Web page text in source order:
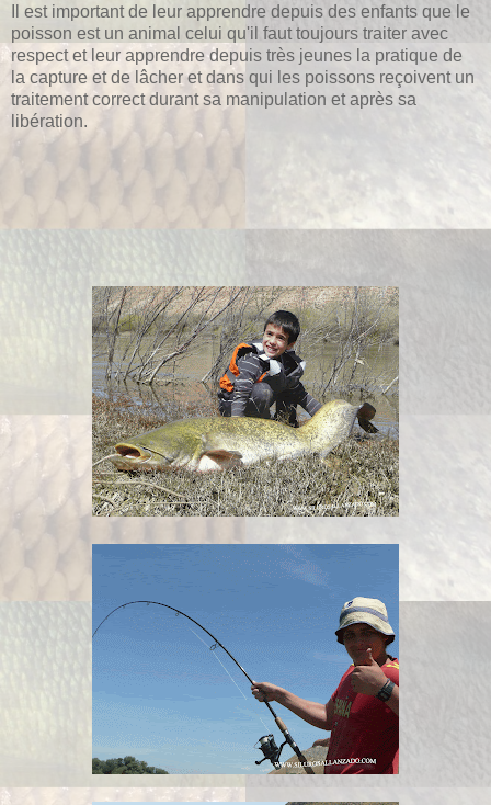
Il est important de leur apprendre depuis des enfants que le
poisson est un animal celui qu'il faut toujours traiter avec
respect et leur apprendre depuis très jeunes la pratique de
la capture et de lâcher et dans qui les poissons reçoivent un
traitement correct durant sa manipulation et après sa
libération.